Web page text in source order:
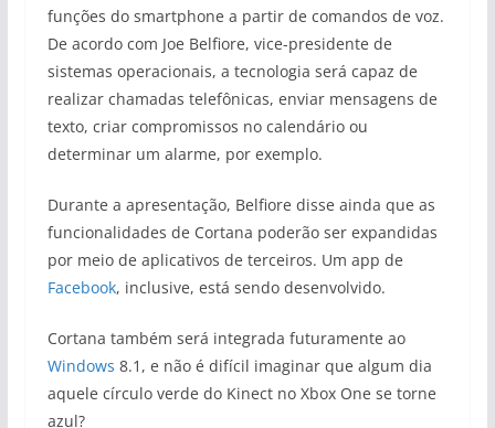
funções do smartphone a partir de comandos de voz.
De acordo com Joe Belfiore, vice-presidente de
sistemas operacionais, a tecnologia será capaz de
realizar chamadas telefônicas, enviar mensagens de
texto, criar compromissos no calendário ou
determinar um alarme, por exemplo.
Durante a apresentação, Belfiore disse ainda que as
funcionalidades de Cortana poderão ser expandidas
por meio de aplicativos de terceiros. Um app de
Facebook, inclusive, está sendo desenvolvido.
Cortana também será integrada futuramente ao
Windows 8.1, e não é difícil imaginar que algum dia
aquele círculo verde do Kinect no Xbox One se torne
azul?